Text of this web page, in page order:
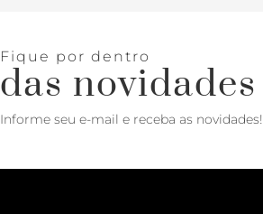
Fique por dentro
das novidades
Informe seu e-mail e receba as novidades!